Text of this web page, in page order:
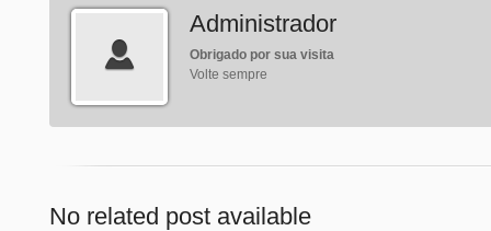
Administrador
Obrigado por sua visita
Volte sempre
No related post available